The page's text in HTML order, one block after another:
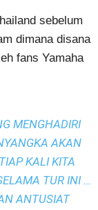
sebelum
dimana disana
fans Yamaha
MENGHADIRI
AKAN
KALI KITA
TUR INI …
ANTUSIAT